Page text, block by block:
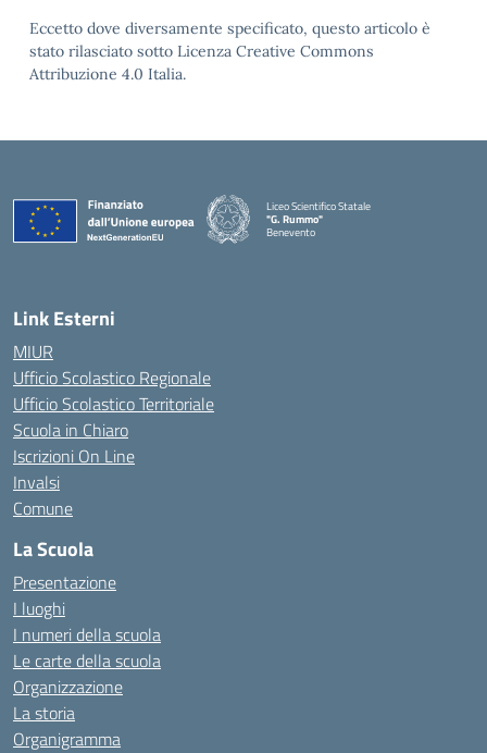
Eccetto dove diversamente specificato, questo articolo è
stato rilasciato sotto Licenza Creative Commons
Attribuzione 4.0 Italia.
Liceo Scientifico Statale
"G. Rummo"
Benevento
Link Esterni
MIUR
Ufficio Scolastico Regionale
Ufficio Scolastico Territoriale
Scuola in Chiaro
Iscrizioni On Line
Invalsi
Comune
La Scuola
Presentazione
I luoghi
I numeri della scuola
Le carte della scuola
Organizzazione
La storia
Organigramma